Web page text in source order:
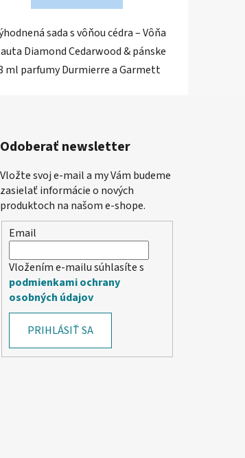
sada s vôňou cédra – Vôňa
Diamond Cedarwood & pánske
ml parfumy Durmierre a Garmett
Odoberať newsletter
Vložte svoj e-mail a my Vám budeme
zasielať informácie o nových
produktoch na našom e-shope.
Email
Vložením e-mailu súhlasíte s
podmienkami ochrany
osobných údajov
PRIHLÁSIŤ SA